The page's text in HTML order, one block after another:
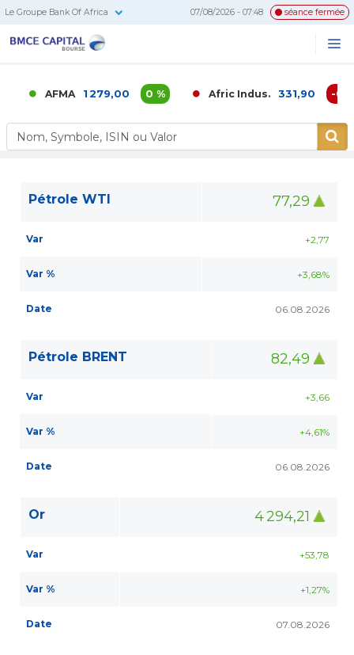
Le Groupe Bank Of Africa 07/08/2026 - 07:48 séance fermée
AFMA 1 279,00 0 % Afric Indus. 331,90 -0,02
Pétrole WTI 77,29
Var +2,77
Var % +3,68%
Date 06.08.2026
Pétrole BRENT 82,49
Var +3,66
Var % +4,61%
Date 06.08.2026
Or 4 294,21
Var +53,78
Var % +1,27%
Date 07.08.2026